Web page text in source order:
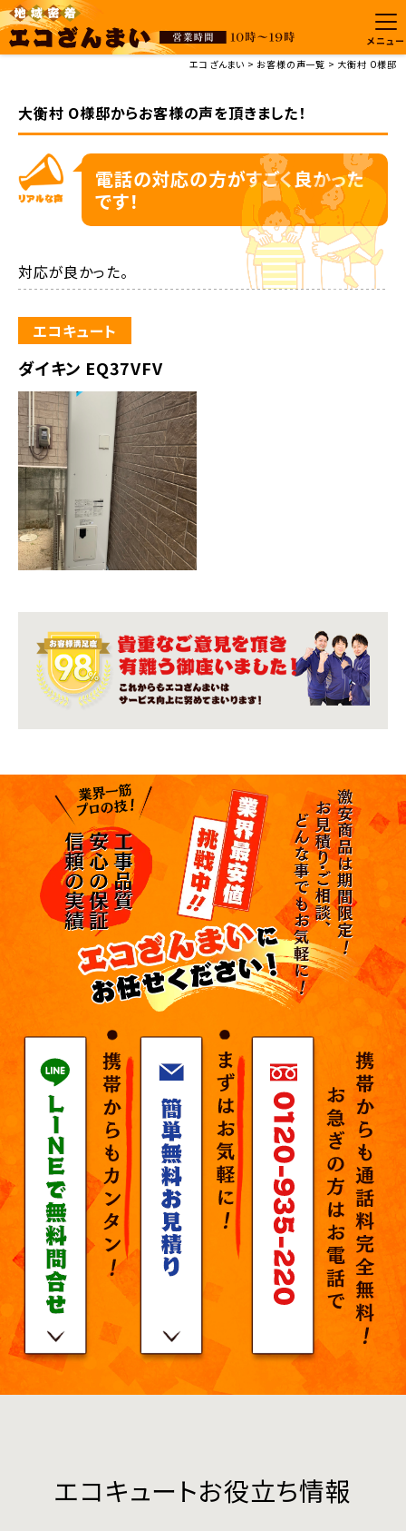
メニュー
エコざんまい
お客様の声一覧 大衡村 O様邸
大衡村 O様邸からお客様の声を頂きました！
電話の対応の方がすごく良かった
です！
対応が良かった。
エコキュート
ダイキン EQ37VFV
エコキュートお役立ち情報